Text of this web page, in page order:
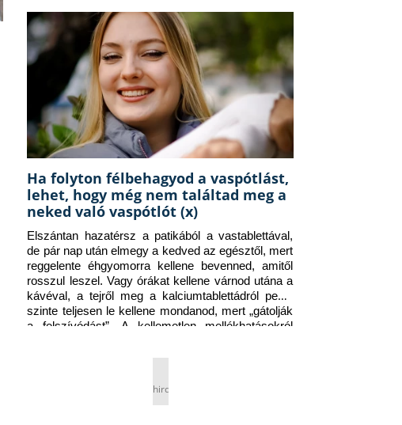
Ha folyton félbehagyod a vaspótlást,
lehet, hogy még nem találtad meg a
neked való vaspótlót (x)
Elszántan hazatérsz a patikából a vastablettával,
de pár nap után elmegy a kedved az egésztől, mert
reggelente éhgyomorra kellene bevenned, amitől
rosszul leszel. Vagy órákat kellene várnod utána a
kávéval, a tejről meg a kalciumtablettádról pedig
szinte teljesen le kellene mondanod, mert „gátolják
a felszívódást”. A kellemetlen mellékhatásokról
hirdetés